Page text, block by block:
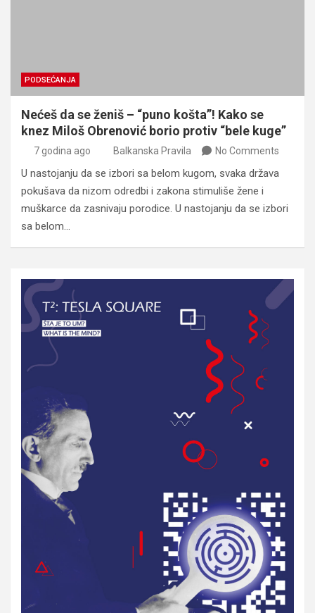
PODSEĆANJA
Nećeš da se ženiš – “puno košta”! Kako se
knez Miloš Obrenović borio protiv “bele kuge”
7 godina ago Balkanska Pravila No Comments
U nastojanju da se izbori sa belom kugom, svaka država
pokušava da nizom odredbi i zakona stimuliše žene i
muškarce da zasnivaju porodice. U nastojanju da se izbori
sa belom…